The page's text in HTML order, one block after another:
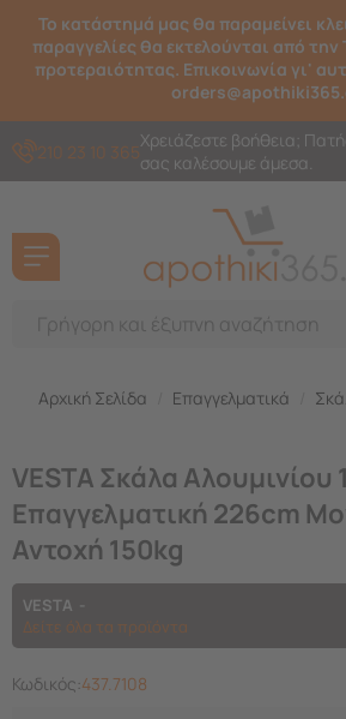
Το κατάστημά μας θα παραμείνει
παραγγελίες θα εκτελούνται από την
προτεραιότητας. Επικοινωνία γι'
210 23 10 365Χρειάζεστε βοήθεια;
σας καλέσουμε άμεσα.
Αρχική Σελίδα Επαγγελματικά
VESTA Σκάλα Αλουμινίου
Επαγγελματική 226cm
Αντοχή 150kg
VESTA
Δείτε όλα τα προϊόντα
Κωδικός:437.7108